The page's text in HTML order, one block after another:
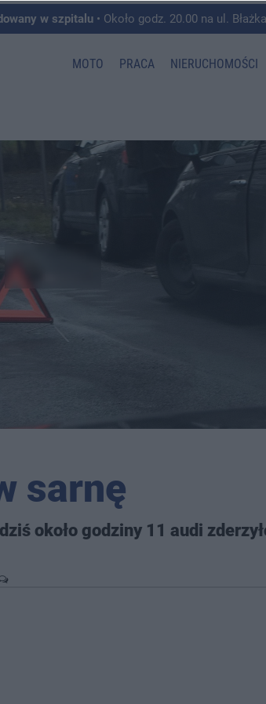
w szpitalu • Około godz. 20.00 na ul. Błażka na
MOTO PRACA NIERUCHOMOŚCI
sarnę
około godziny 11 audi